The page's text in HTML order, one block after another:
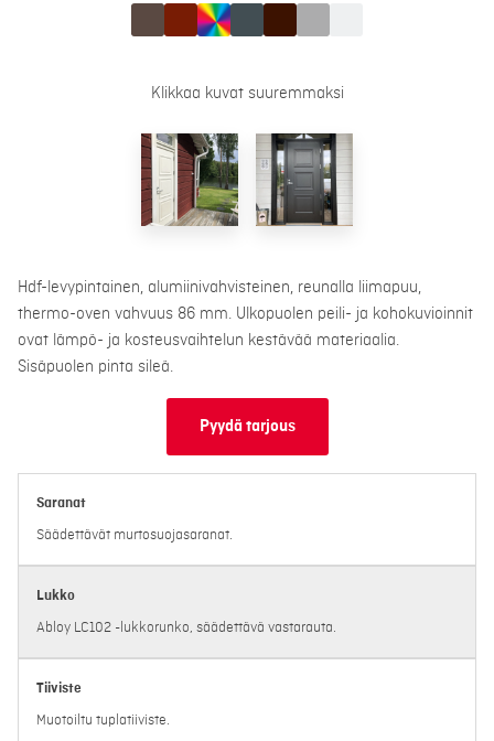
Klikkaa kuvat suuremmaksi
Hdf-levypintainen, alumiinivahvisteinen, reunalla liimapuu,
thermo-oven vahvuus 86 mm. Ulkopuolen peili- ja kohokuvioinnit
ovat lämpö- ja kosteusvaihtelun kestävää materiaalia.
Sisäpuolen pinta sileä.
Pyydä tarjous
Saranat
Säädettävät murtosuojasaranat.
Lukko
Abloy LC102 -lukkorunko, säädettävä vastarauta.
Tiiviste
Muotoiltu tuplatiiviste.